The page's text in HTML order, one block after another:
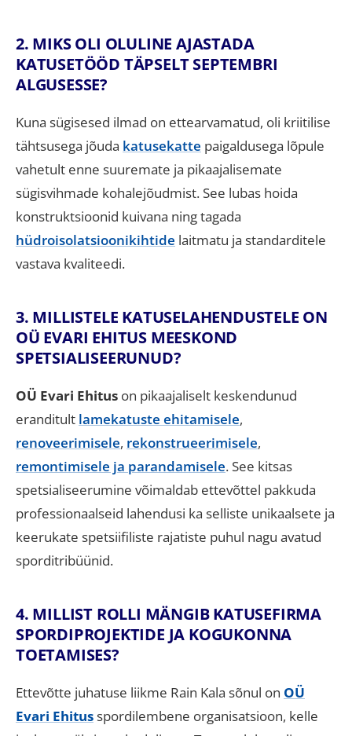
2. MIKS OLI OLULINE AJASTADA
KATUSETÖÖD TÄPSELT SEPTEMBRI
ALGUSESSE?
Kuna sügisesed ilmad on ettearvamatud, oli kriitilise
tähtsusega jõuda katusekatte paigaldusega lõpule
vahetult enne suuremate ja pikaajalisemate
sügisvihmade kohalejõudmist. See lubas hoida
konstruktsioonid kuivana ning tagada
hüdroisolatsioonikihtide laitmatu ja standarditele
vastava kvaliteedi.
3. MILLISTELE KATUSELAHENDUSTELE ON
OÜ EVARI EHITUS MEESKOND
SPETSIALISEERUNUD?
OÜ Evari Ehitus on pikaajaliselt keskendunud
eranditult lamekatuste ehitamisele,
renoveerimisele, rekonstrueerimisele,
remontimisele ja parandamisele. See kitsas
spetsialiseerumine võimaldab ettevõttel pakkuda
professionaalseid lahendusi ka selliste unikaalsete ja
keerukate spetsiifiliste rajatiste puhul nagu avatud
sporditribüünid.
4. MILLIST ROLLI MÄNGIB KATUSEFIRMA
SPORDIPROJEKTIDE JA KOGUKONNA
TOETAMISES?
Ettevõtte juhatuse liikme Rain Kala sõnul on OÜ
Evari Ehitusspordilembene organisatsioon, kelle